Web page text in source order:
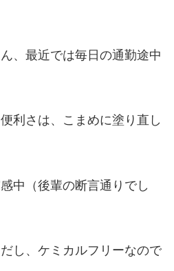
、最近では毎日の通勤途中
利さは、こまめに塗り直し
中（後輩の断言通りでし
し、ケミカルフリーなので